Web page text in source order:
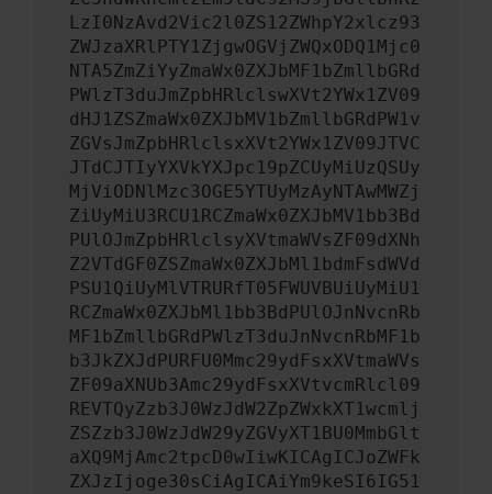
LzI0NzAvd2Vic2l0ZS12ZWhpY2xlcz93
ZWJzaXRlPTY1ZjgwOGVjZWQxODQ1Mjc0
NTA5ZmZiYyZmaWx0ZXJbMF1bZmllbGRd
PWlzT3duJmZpbHRlclswXVt2YWx1ZV09
dHJ1ZSZmaWx0ZXJbMV1bZmllbGRdPW1v
ZGVsJmZpbHRlclsxXVt2YWx1ZV09JTVC
JTdCJTIyYXVkYXJpc19pZCUyMiUzQSUy
MjViODNlMzc3OGE5YTUyMzAyNTAwMWZj
ZiUyMiU3RCU1RCZmaWx0ZXJbMV1bb3Bd
PUlOJmZpbHRlclsyXVtmaWVsZF09dXNh
Z2VTdGF0ZSZmaWx0ZXJbMl1bdmFsdWVd
PSU1QiUyMlVTRURfT05FWUVBUiUyMiU1
RCZmaWx0ZXJbMl1bb3BdPUlOJnNvcnRb
MF1bZmllbGRdPWlzT3duJnNvcnRbMF1b
b3JkZXJdPURFU0Mmc29ydFsxXVtmaWVs
ZF09aXNUb3Amc29ydFsxXVtvcmRlcl09
REVTQyZzb3J0WzJdW2ZpZWxkXT1wcmlj
ZSZzb3J0WzJdW29yZGVyXT1BU0MmbGlt
aXQ9MjAmc2tpcD0wIiwKICAgICJoZWFk
ZXJzIjoge30sCiAgICAiYm9keSI6IG51